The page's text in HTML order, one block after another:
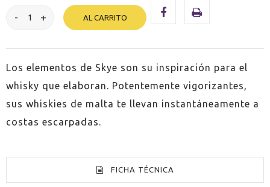
AL CARRITO
Los elementos de Skye son su inspiración para el
whisky que elaboran. Potentemente vigorizantes,
sus whiskies de malta te llevan instantáneamente a
costas escarpadas.
FICHA TÉCNICA